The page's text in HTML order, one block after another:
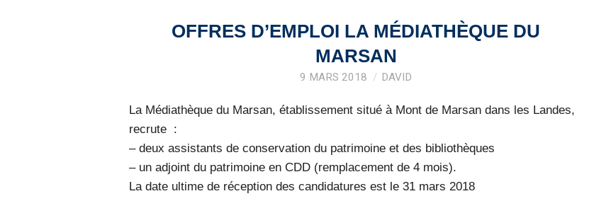
OFFRES D’EMPLOI LA MÉDIATHÈQUE DU
MARSAN
9 MARS 2018 DAVID
La Médiathèque du Marsan, établissement situé à Mont de Marsan dans les Landes,
recrute :
– deux assistants de conservation du patrimoine et des bibliothèques
– un adjoint du patrimoine en CDD (remplacement de 4 mois).
La date ultime de réception des candidatures est le 31 mars 2018